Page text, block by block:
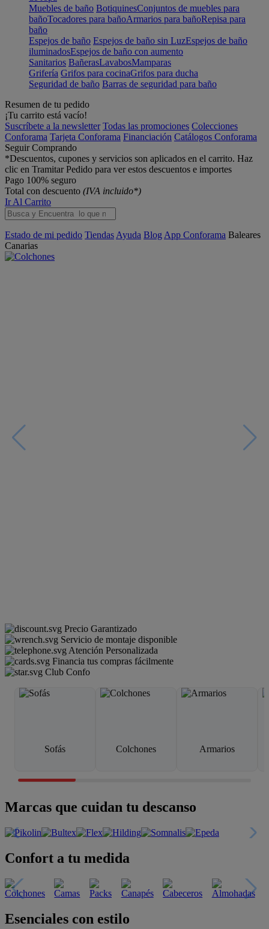
Muebles de baño BotiquinesConjuntos de muebles para
bañoTocadores para bañoArmarios para bañoRepisa para
baño
Espejos de baño Espejos de baño sin LuzEspejos de baño
iluminadosEspejos de baño con aumento
Sanitarios BañerasLavabosMamparas
Grifería Grifos para cocinaGrifos para ducha
Seguridad de baño Barras de seguridad para baño
Resumen de tu pedido
¡Tu carrito está vacío!
Suscríbete a la newsletter Todas las promociones Colecciones
Conforama Tarjeta Conforama Financiación Catálogos Conforama
Seguir Comprando
*Descuentos, cupones y servicios son aplicados en el carrito. Haz
clic en Tramitar Pedido para ver estos descuentos e importes
Pago 100% seguro
Total con descuento (IVA incluido*)
Ir Al Carrito
Estado de mi pedido Tiendas Ayuda Blog App Conforama Baleares
Canarias
Precio Garantizado
Servicio de montaje disponible
Atención Personalizada
Financia tus compras fácilmente
Club Confo
Sofás Colchones Armarios
Marcas que cuidan tu descanso
Confort a tu medida
Esenciales con estilo